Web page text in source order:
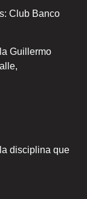
Club Banco
Guillermo
disciplina que